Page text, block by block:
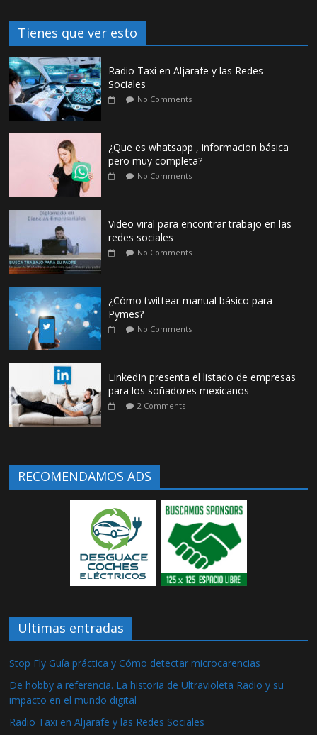
Tienes que ver esto
Radio Taxi en Aljarafe y las Redes
Sociales
No Comments
¿Que es whatsapp , informacion básica
pero muy completa?
No Comments
Video viral para encontrar trabajo en las
redes sociales
No Comments
¿Cómo twittear manual básico para
Pymes?
No Comments
LinkedIn presenta el listado de empresas
para los soñadores mexicanos
2 Comments
RECOMENDAMOS ADS
Ultimas entradas
Stop Fly Guía práctica y Cómo detectar microcarencias
De hobby a referencia. La historia de Ultravioleta Radio y su
impacto en el mundo digital
Radio Taxi en Aljarafe y las Redes Sociales